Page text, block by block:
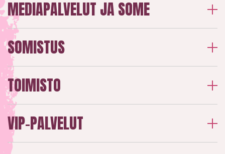
MEDIAPALVELUT JA SOME
SOMISTUS
TOIMISTO
VIP-PALVELUT